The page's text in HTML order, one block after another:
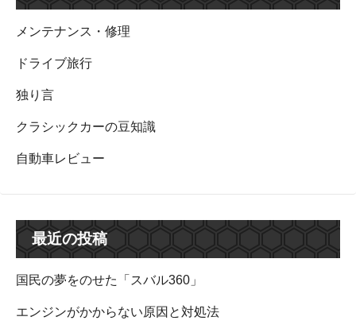
メンテナンス・修理
ドライブ旅行
独り言
クラシックカーの豆知識
自動車レビュー
最近の投稿
国民の夢をのせた「スバル360」
エンジンがかからない原因と対処法